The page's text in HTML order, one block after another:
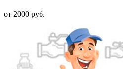
от 2000 руб.